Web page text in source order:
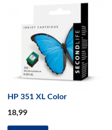
HP 351 XL Color
18,99